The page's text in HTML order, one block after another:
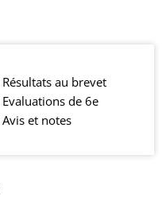
Résultats au brevet
Evaluations de 6e
Avis et notes